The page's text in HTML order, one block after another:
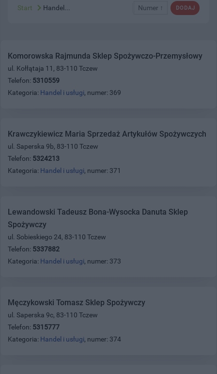
DODAJ
Numer ↑
Start Handel...
Komorowska Rajmunda Sklep Spożywczo-Przemysłowy
ul. Kołłątaja 11, 83-110 Tczew
Telefon: 5310559
Kategoria: Handel i usługi, numer: 369
Krawczykiewicz Maria Sprzedaż Artykułów Spożywczych
ul. Saperska 9b, 83-110 Tczew
Telefon: 5324213
Kategoria: Handel i usługi, numer: 371
Lewandowski Tadeusz Bona-Wysocka Danuta Sklep
Spożywczy
ul. Sobieskiego 24, 83-110 Tczew
Telefon: 5337882
Kategoria: Handel i usługi, numer: 373
Męczykowski Tomasz Sklep Spożywczy
ul. Saperska 9c, 83-110 Tczew
Telefon: 5315777
Kategoria: Handel i usługi, numer: 374